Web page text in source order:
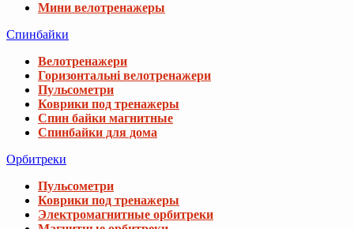
Мини велотренажеры
Спинбайки
Велотренажери
Горизонтальні велотренажери
Пульсометри
Коврики под тренажеры
Спин байки магнитные
Спинбайки для дома
Орбитреки
Пульсометри
Коврики под тренажеры
Электромагнитные орбитреки